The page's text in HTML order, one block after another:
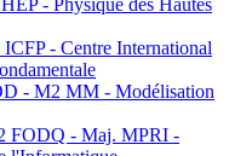
- Physique des Hautes
- Centre International
- M2 MM - Modélisation
FODQ - Maj. MPRI -